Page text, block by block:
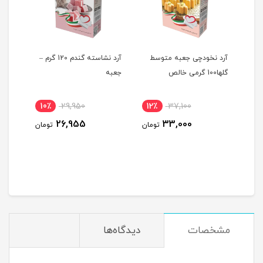
آرد نخودچی جعبه متوسط
گلها100 گرمی خالص
37,100 12٪
33,000 تومان
آرد نشاسته گندم 120 گرم –
جعبه
29,950 10٪
26,955 تومان
مشخصات دیدگاه‌ها